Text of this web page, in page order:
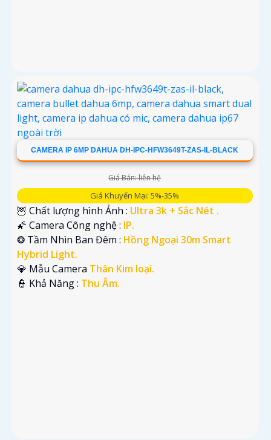
CAMERA IP 6MP DAHUA DH-IPC-HFW3649T-ZAS-IL-BLACK
Giá Bán: liên hệ
Giá Khuyến Mại: 5%-35%
🦉 Chất lượng hình Ảnh : Ultra 3k + Sắc Nét .
🌠 Camera Công nghệ : IP.
❂ Tầm Nhìn Ban Đêm : Hồng Ngoại 30m Smart
Hybrid Light.
💎 Mẫu Camera Thân Kim loại.
️👮 Khả Năng : Thu Âm.